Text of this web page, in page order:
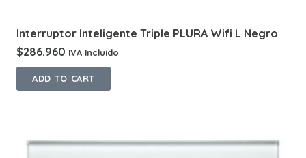
Interruptor Inteligente Triple PLURA Wifi L Negro
$286.960 IVA Incluido
ADD TO CART